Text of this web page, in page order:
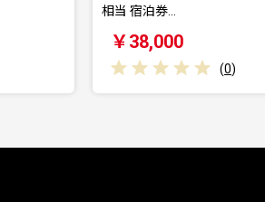
相当 宿泊券…
￥38,000
(0)